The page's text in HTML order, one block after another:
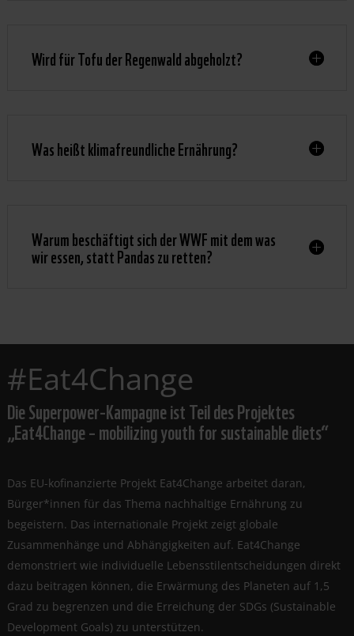
Wird für Tofu der Regenwald abgeholzt?
Was heißt klimafreundliche Ernährung?
Warum beschäftigt sich der WWF mit dem was
wir essen, statt Pandas zu retten?
#Eat4Change
Die Superpower-Kampagne ist Teil des Projektes
„Eat4Change – mobilizing youth for sustainable diets“
Das EU-kofinanzierte Projekt Eat4Change arbeitet daran,
Bürger*innen für das Thema nachhaltige Ernährung zu
begeistern. Das internationale Projekt zeigt globale
Zusammenhänge und Abhängigkeiten auf. Eat4Change
demonstriert wie individuelle Lebensstilentscheidungen direkt
dazu beitragen können, die Erwärmung des Planeten auf 1,5
Grad zu begrenzen und die Erreichung der SDGs (Sustainable
Development Goals) zu unterstützen.